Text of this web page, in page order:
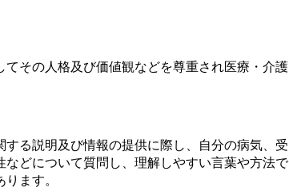
その人格及び価値観などを尊重され医療・介護
る説明及び情報の提供に際し、自分の病気、受
どについて質問し、理解しやすい言葉や方法で
ます。